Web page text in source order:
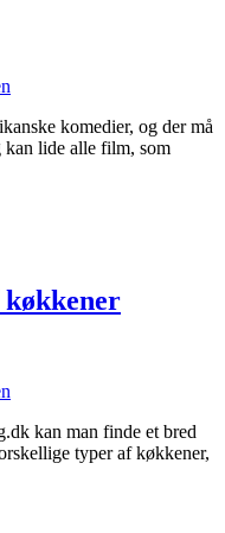
komedier, og der må
kan lide alle film, som
kan man finde et bred
typer af køkkener,